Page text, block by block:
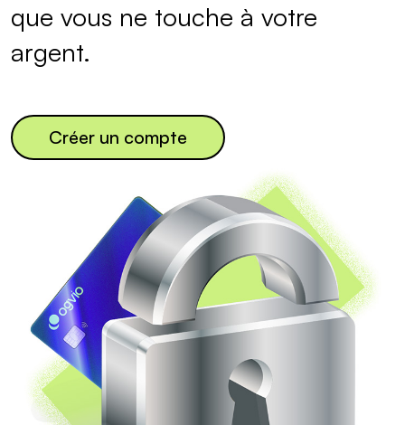
que vous ne touche à votre
argent.
Créer un compte